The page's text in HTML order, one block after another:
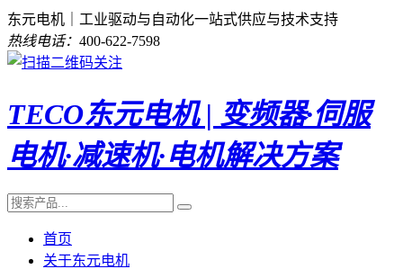
东元电机｜工业驱动与自动化一站式供应与技术支持
热线电话： 400-622-7598
TECO东元电机 | 变频器·伺服
电机·减速机·电机解决方案
首页
关于东元电机